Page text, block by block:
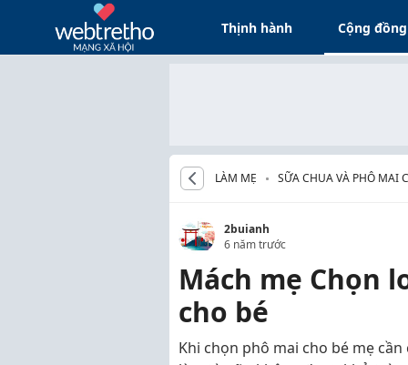
Thịnh hành Cộng đồng
LÀM MẸ SỮA CHUA VÀ PHÔ MAI
2buianh
6 năm trước
Mách mẹ Chọn
cho bé
Khi chọn phô mai cho bé mẹ